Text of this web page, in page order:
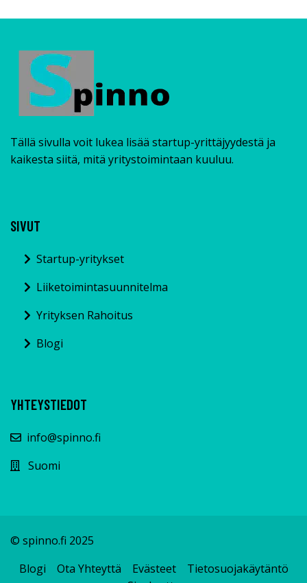
Tällä sivulla voit lukea lisää startup-yrittäjyydestä ja
kaikesta siitä, mitä yritystoimintaan kuuluu.
SIVUT
Startup-yritykset
Liiketoimintasuunnitelma
Yrityksen Rahoitus
Blogi
YHTEYSTIEDOT
info@spinno.fi
Suomi
© spinno.fi 2025
Blogi
Ota Yhteyttä Evästeet
Tietosuojakäytäntö